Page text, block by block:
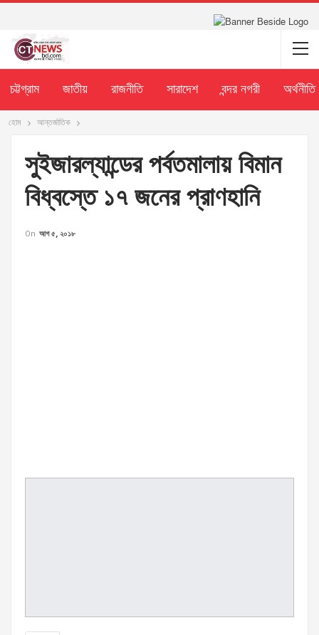
চট্টগ্রাম জাতীয় রাজনীতি সারাদেশ বন্দর নগরী অর্থনীতি
হোম আন্তর্জাতিক
সুইজারল্যান্ডের পর্বতমালায় বিমান
বিধ্বস্তে ১৭ জনের প্রাণহানি
On আগ ৫, ২০১৮